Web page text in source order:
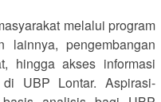
melalui program
lainnya, pengembangan
hingga akses informasi
UBP Lontar. Aspirasi-